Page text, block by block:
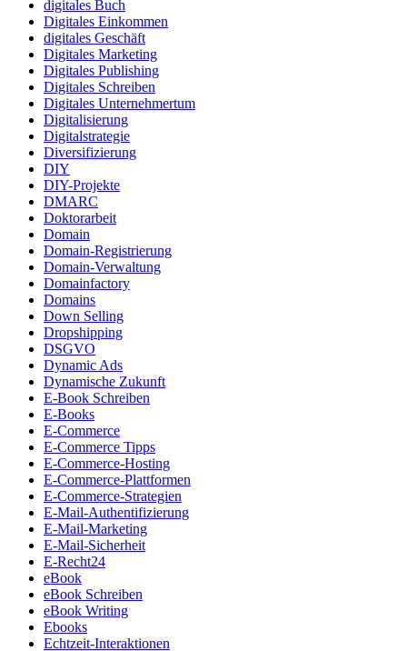
digitales Buch
Digitales Einkommen
digitales Geschäft
Digitales Marketing
Digitales Publishing
Digitales Schreiben
Digitales Unternehmertum
Digitalisierung
Digitalstrategie
Diversifizierung
DIY
DIY-Projekte
DMARC
Doktorarbeit
Domain
Domain-Registrierung
Domain-Verwaltung
Domainfactory
Domains
Down Selling
Dropshipping
DSGVO
Dynamic Ads
Dynamische Zukunft
E-Book Schreiben
E-Books
E-Commerce
E-Commerce Tipps
E-Commerce-Hosting
E-Commerce-Plattformen
E-Commerce-Strategien
E-Mail-Authentifizierung
E-Mail-Marketing
E-Mail-Sicherheit
E-Recht24
eBook
eBook Schreiben
eBook Writing
Ebooks
Echtzeit-Interaktionen